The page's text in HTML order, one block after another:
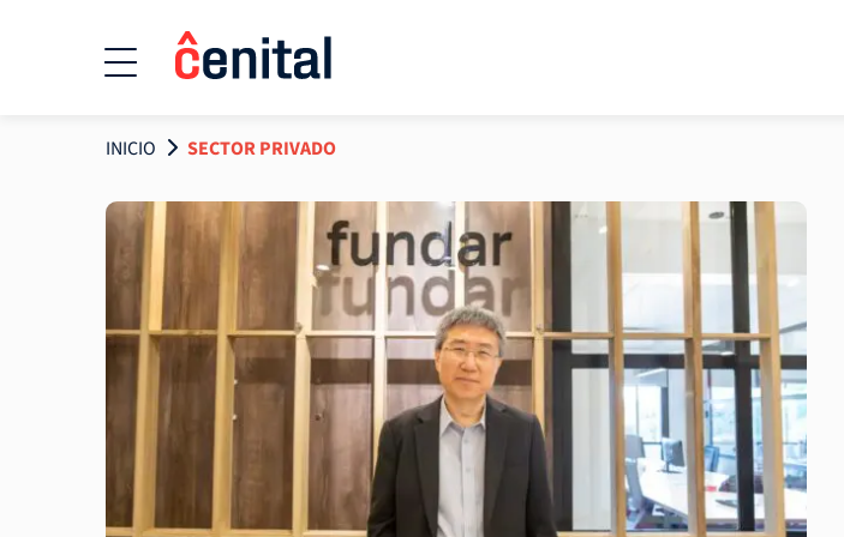
INICIO SECTOR PRIVADO